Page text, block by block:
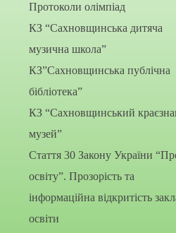
Протоколи олімпіад
КЗ “Сахновщинська дитяча
музична школа”
КЗ”Сахновщинська публічна
бібліотека”
КЗ “Сахновщинський
музей”
Стаття 30 Закону України
освіту”. Прозорість та
інформаційна відкритість
освіти